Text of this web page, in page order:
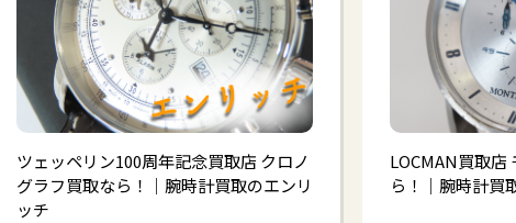
ツェッペリン100周年記念買取店 クロノ
グラフ買取なら！｜腕時計買取のエンリ
ッチ
LOCMAN買取店
ら！｜腕時計買